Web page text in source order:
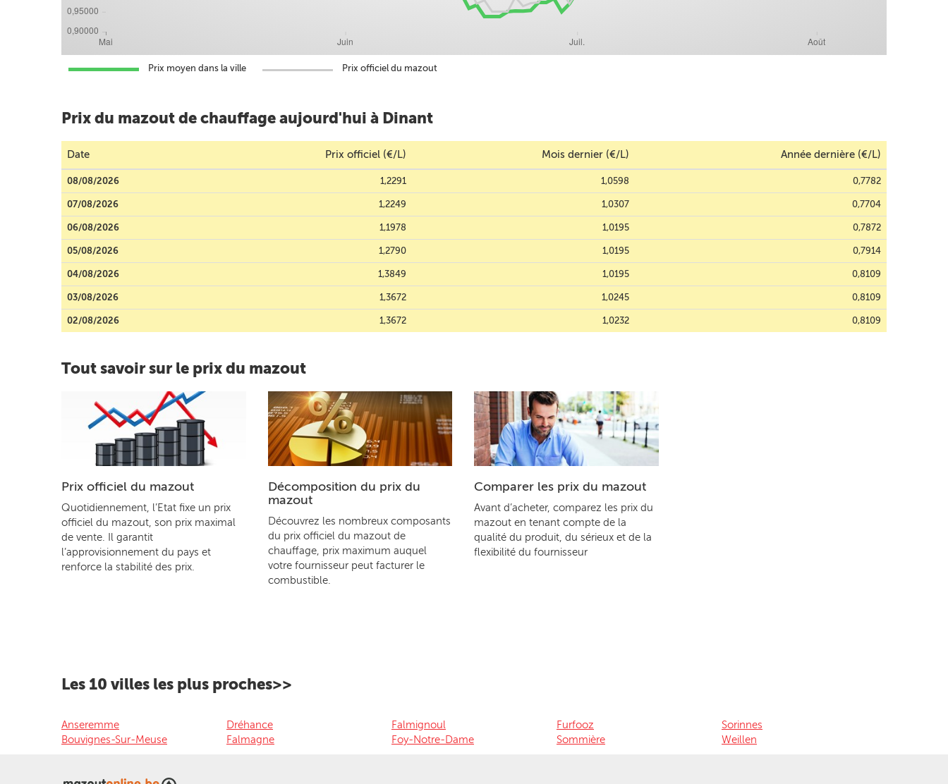
Prix moyen dans la ville Prix officiel du mazout
Prix du mazout de chauffage aujourd'hui à Dinant
Date Prix officiel (€/L) Mois dernier (€/L) Année dernière (€/L)
08/08/2026 1,2291 1,0598 0,7782
07/08/2026 1,2249 1,0307 0,7704
06/08/2026 1,1978 1,0195 0,7872
05/08/2026 1,2790 1,0195 0,7914
04/08/2026 1,3849 1,0195 0,8109
03/08/2026 1,3672 1,0245 0,8109
02/08/2026 1,3672 1,0232 0,8109
Tout savoir sur le prix du mazout
Prix officiel du mazout
Quotidiennement, l’Etat fixe un prix
officiel du mazout, son prix maximal
de vente. Il garantit
l’approvisionnement du pays et
renforce la stabilité des prix.
Décomposition du prix du
mazout
Découvrez les nombreux composants
du prix officiel du mazout de
chauffage, prix maximum auquel
votre fournisseur peut facturer le
combustible.
Comparer les prix du mazout
Avant d’acheter, comparez les prix du
mazout en tenant compte de la
qualité du produit, du sérieux et de la
flexibilité du fournisseur
Les 10 villes les plus proches>>
Anseremme
Bouvignes-Sur-Meuse
Dréhance
Falmagne
Falmignoul
Foy-Notre-Dame
Furfooz
Sommière
Sorinnes
Weillen